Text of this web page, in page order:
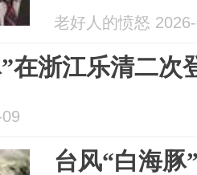
老好人的愤怒
在浙江乐清二次
台风“白海豚